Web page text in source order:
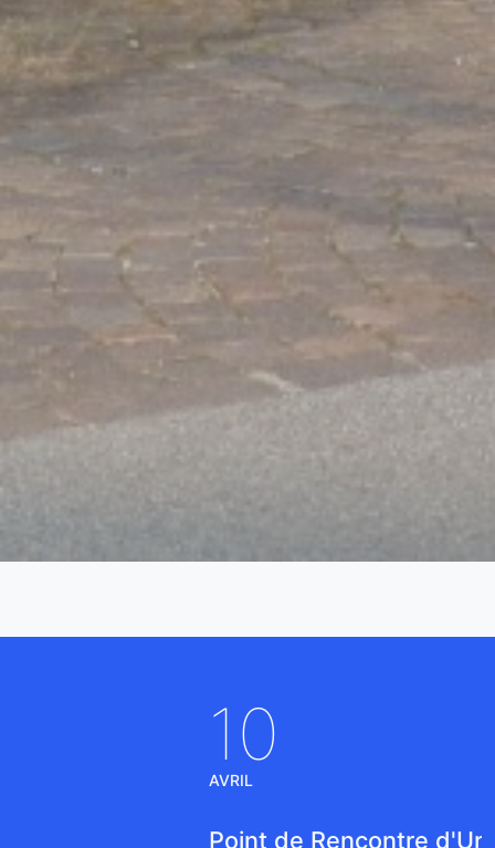
Point de Rencontre d'Urgence (PRU)